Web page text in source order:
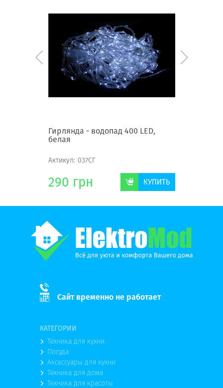
Гирлянда - водопад 400 LED,
белая
Актикул: 037СГ
290 грн КУПИТЬ
Сайт временно не работает
КАТЕГОРИИ
Техника для кухни
Посуда
Аксессуары для кухни
Техника для дома
Техника для красоты